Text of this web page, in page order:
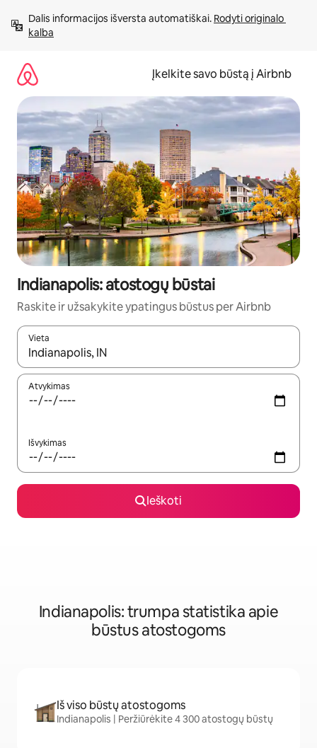
prie
turinio
Dalis informacijos išversta automatiškai. Rodyti originalo
kalba
Įkelkite savo būstą į Airbnb
Indianapolis: atostogų būstai
Raskite ir užsakykite ypatingus būstus per Airbnb
Vieta
Kai pasirodys paieškos rezultatai, juos naršyti galite
Atvykimas
Išvykimas
Ieškoti
Indianapolis: trumpa statistika apie
būstus atostogoms
Iš viso būstų atostogoms
Indianapolis | Peržiūrėkite 4 300 atostogų būstų